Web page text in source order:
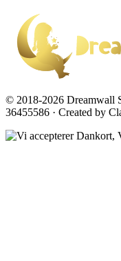
© 2018-2026 Dreamwall
36455586 · Created by